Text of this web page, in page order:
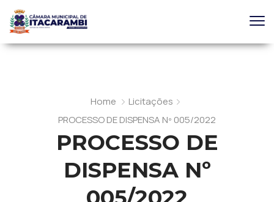
Home
Licitações
PROCESSO DE DISPENSA Nº 005/2022
PROCESSO DE
DISPENSA Nº